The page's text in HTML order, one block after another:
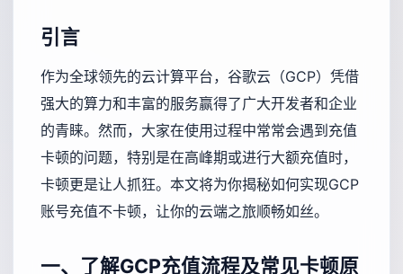
引言
作为全球领先的云计算平台，谷歌云（GCP）凭借
强大的算力和丰富的服务赢得了广大开发者和企业
的青睐。然而，大家在使用过程中常常会遇到充值
卡顿的问题，特别是在高峰期或进行大额充值时，
卡顿更是让人抓狂。本文将为你揭秘如何实现GCP
账号充值不卡顿，让你的云端之旅顺畅如丝。
一、了解GCP充值流程及常见卡顿原